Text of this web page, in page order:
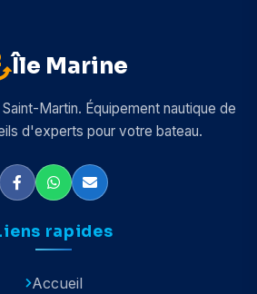
Île Marine
Martin. Équipement nautique de
d'experts pour votre bateau.
rapides
Accueil